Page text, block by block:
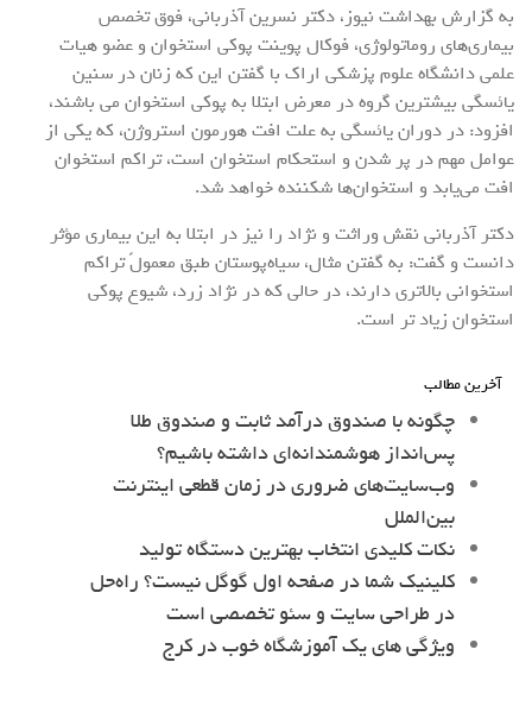
به گزارش بهداشت نیوز، دکتر نسرین آذربانی، فوق تخصص
بیماری‌های روماتولوژی، فوکال پوینت پوکی استخوان و عضو هیات
علمی دانشگاه علوم پزشکی اراک با گفتن این که زنان در سنین
یائسگی بیشترین گروه در معرض ابتلا به پوکی استخوان می باشند،
افزود: در دوران یائسگی به علت افت هورمون استروژن، که یکی از
عوامل مهم در پر شدن و استحکام استخوان است، تراکم استخوان
افت می‌یابد و استخوان‌ها شکننده خواهد شد.
دکتر آذربانی نقش وراثت و نژاد را نیز در ابتلا به این بیماری مؤثر
دانست و گفت: به گفتن مثال، سیاه‌پوستان طبق معمولً تراکم
استخوانی بالاتری دارند، در حالی که در نژاد زرد، شیوع پوکی
استخوان زیاد تر است.
آخرین مطالب
چگونه با صندوق درآمد ثابت و صندوق طلا
پس‌انداز هوشمندانه‌ای داشته باشیم؟
وب‌سایت‌های ضروری در زمان قطعی اینترنت
بین‌الملل
نکات کلیدی انتخاب بهترین دستگاه تولید
کلینیک شما در صفحه اول گوگل نیست؟ راه‌حل
در طراحی سایت و سئو تخصصی است
ویژگی های یک آموزشگاه خوب در کرج